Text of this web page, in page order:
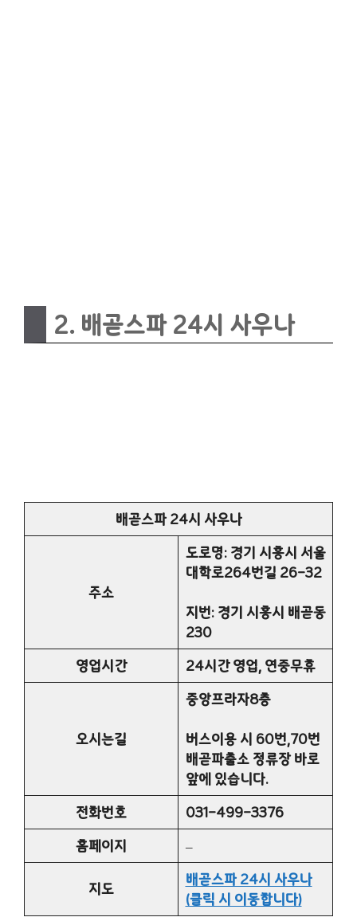
2. 배곧스파 24시 사우나
배곧스파 24시 사우나
주소
도로명: 경기 시흥시 서울
대학로264번길 26-32
지번: 경기 시흥시 배곧동
230
영업시간
24시간 영업, 연중무휴
오시는길
중앙프라자8층
버스이용 시 60번,70번
배곧파출소 정류장 바로
앞에 있습니다.
전화번호
031-499-3376
홈페이지
–
지도
배곧스파 24시 사우나
(클릭 시 이동합니다)